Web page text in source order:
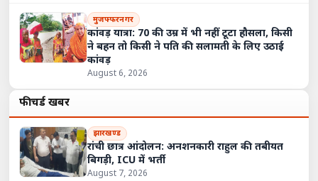
मुजफ्फरनगर
कांवड़ यात्रा: 70 की उम्र में भी नहीं टूटा हौसला, किसी
ने बहन तो किसी ने पति की सलामती के लिए उठाई
कांवड़
August 6, 2026
फीचर्ड खबरें
झारखण्ड
रांची छात्र आंदोलन: अनशनकारी राहुल की तबीयत
बिगड़ी, ICU में भर्ती
August 7, 2026